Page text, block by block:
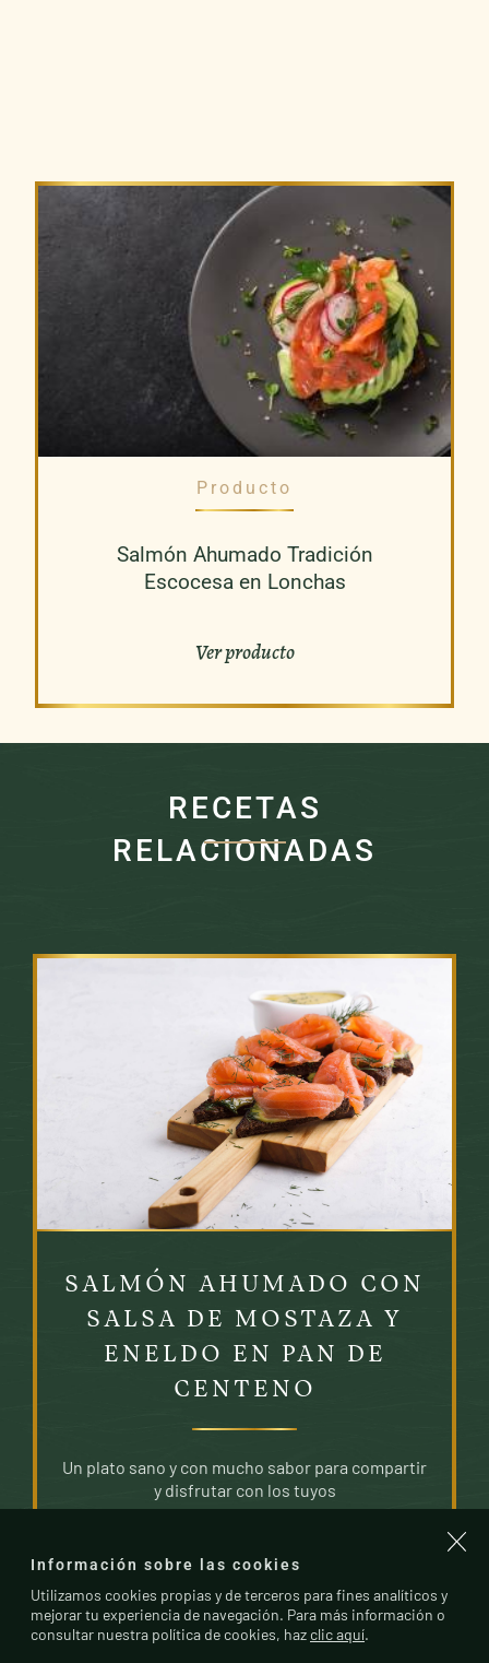
Producto
Salmón Ahumado Tradición
Escocesa en Lonchas
Ver producto
RECETAS
RELACIONADAS
SALMÓN AHUMADO CON
SALSA DE MOSTAZA Y
ENELDO EN PAN DE
CENTENO
Un plato sano y con mucho sabor para compartir
y disfrutar con los tuyos
Información sobre las cookies
Utilizamos cookies propias y de terceros para fines analíticos y
mejorar tu experiencia de navegación. Para más información o
consultar nuestra política de cookies, haz clic aquí.